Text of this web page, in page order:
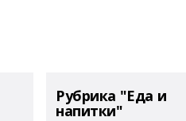
Рубрика "Еда и
напитки"